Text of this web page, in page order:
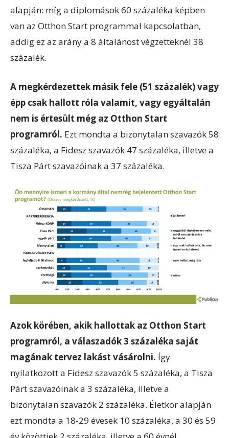
alapján: míg a diplomások 60 százaléka képben
van az Otthon Start programmal kapcsolatban,
addig ez az arány a 8 általánost végzetteknél 38
százalék.
A megkérdezettek másik fele (51 százalék) vagy
épp csak hallott róla valamit, vagy egyáltalán
nem is értesült még az Otthon Start
programról. Ezt mondta a bizonytalan szavazók 58
százaléka, a Fidesz szavazók 47 százaléka, illetve a
Tisza Párt szavazóinak a 37 százaléka.
Azok körében, akik hallottak az Otthon Start
programról, a válaszadók 3 százaléka saját
magának tervez lakást vásárolni. Így
nyilatkozott a Fidesz szavazók 5 százaléka, a Tisza
Párt szavazóinak a 3 százaléka, illetve a
bizonytalan szavazók 2 százaléka. Életkor alapján
ezt mondta a 18-29 évesek 10 százaléka, a 30 és 59